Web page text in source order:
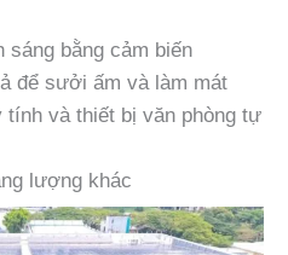
sáng bằng cảm biến
để sưởi ấm và làm mát
và thiết bị văn phòng tự
lượng khác